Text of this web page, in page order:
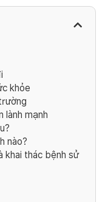
khỏe
lành mạnh
nào?
khai thác bệnh sử